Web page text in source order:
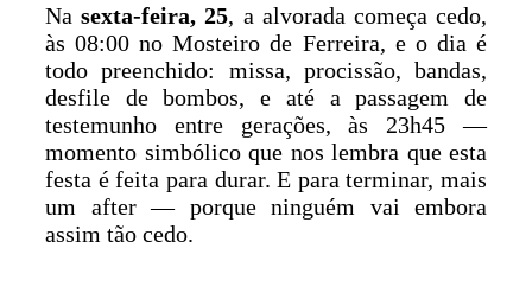
Nasexta-feira, 25, a alvorada começa cedo,
às 08:00 no Mosteiro de Ferreira, e o dia é
todo preenchido: missa, procissão, bandas,
desfile de bombos, e até a passagem de
testemunho entre gerações, às 23h45 —
momento simbólico que nos lembra que esta
festa é feita para durar. E para terminar, mais
um after — porque ninguém vai embora
assim tão cedo.